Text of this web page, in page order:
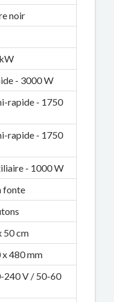
noir
- 3000 W
rapide - 1750
rapide - 1750
- 1000 W
fonte
50 cm
x 480 mm
240 V / 50-60